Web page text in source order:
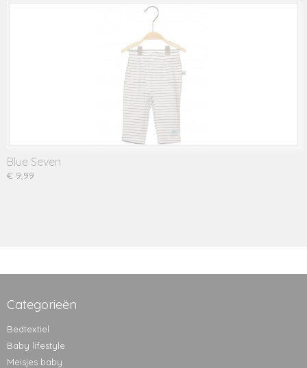
Blue Seven
€ 9,99
Categorieën
Bedtextiel
Baby lifestyle
Meisjes baby